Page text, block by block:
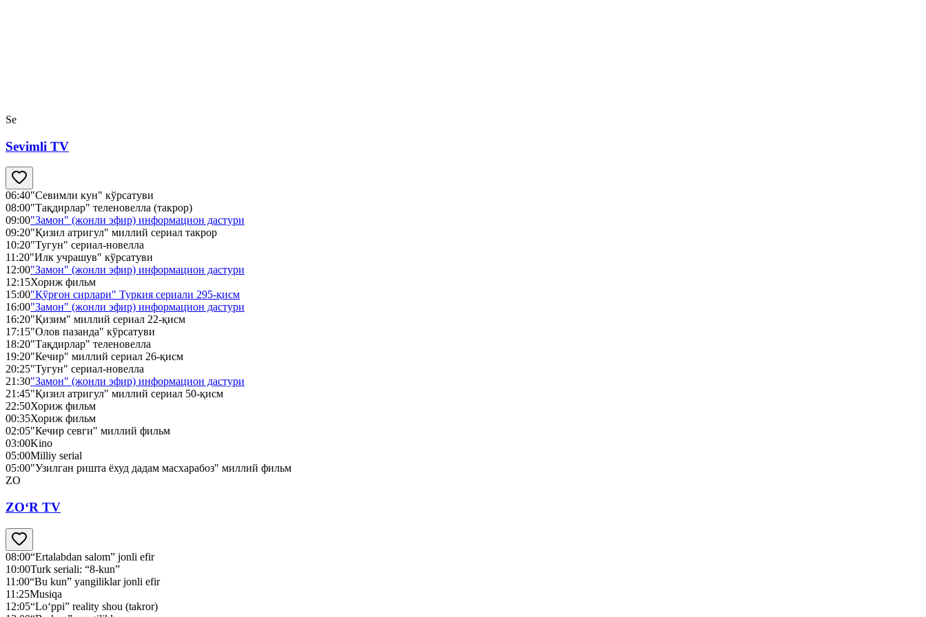
Se
Sevimli TV
06:40"Севимли кун" кўрсатуви
08:00"Тақдирлар" теленовелла (такрор)
09:00"Замон" (жонли эфир) информацион дастури
09:20"Қизил атригул" миллий сериал такрор
10:20"Тугун" сериал-новелла
11:20"Илк учрашув" кўрсатуви
12:00"Замон" (жонли эфир) информацион дастури
12:15Хориж фильм
15:00"Қўрғон сирлари" Туркия сериали 295-қисм
16:00"Замон" (жонли эфир) информацион дастури
16:20"Қизим" миллий сериал 22-қисм
17:15"Олов пазанда" кўрсатуви
18:20"Тақдирлар" теленовелла
19:20"Кечир" миллий сериал 26-қисм
20:25"Тугун" сериал-новелла
21:30"Замон" (жонли эфир) информацион дастури
21:45"Қизил атригул" миллий сериал 50-қисм
22:50Хориж фильм
00:35Хориж фильм
02:05"Кечир севги" миллий фильм
03:00Kino
05:00Milliy serial
05:00"Узилган ришта ёхуд дадам масхарабоз" миллий фильм
ZO
ZO‘R TV
08:00“Ertalabdan salom” jonli efir
10:00Turk seriali: “8-kun”
11:00“Bu kun” yangiliklar jonli efir
11:25Musiqa
12:05“Lo‘ppi” reality shou (takror)